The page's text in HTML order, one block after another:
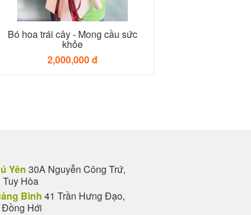
Bó hoa trái cây - Mong cầu sức
khỏe
2,000,000 đ
Yên 30A Nguyễn Công Trứ,
Tuy Hòa
Bình 41 Trần Hưng Đạo,
Hới